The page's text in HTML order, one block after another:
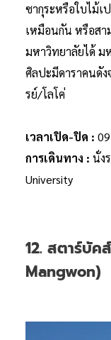
ซากุระหรือใบไม้
เหมือนกัน หรือส
มหาวิทยาลัยได้ ม
ศิลปะมีดาราคนดั
รย์/โลโค่
เวลาเปิด-ปิด :
การเดินทาง : นั่ง
University
12. สตาร์บั
Mangwon)